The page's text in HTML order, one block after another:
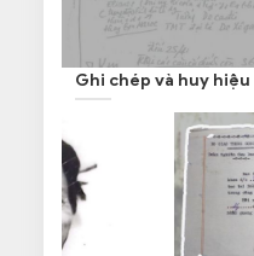
Ghi chép và huy hiệu